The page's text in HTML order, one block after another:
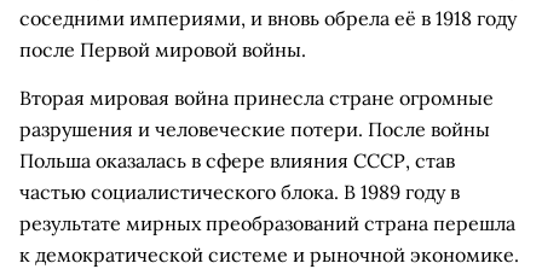
соседними империями, и вновь обрела её в 1918 году
после Первой мировой войны.
Вторая мировая война принесла стране огромные
разрушения и человеческие потери. После войны
Польша оказалась в сфере влияния СССР, став
частью социалистического блока. В 1989 году в
результате мирных преобразований страна перешла
к демократической системе и рыночной экономике.